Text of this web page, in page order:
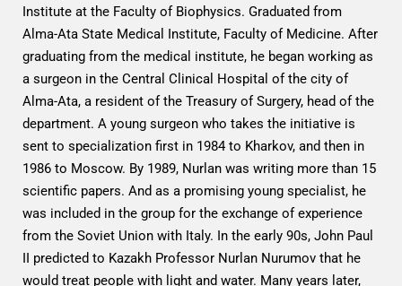
Institute at the Faculty of Biophysics. Graduated from
Alma-Ata State Medical Institute, Faculty of Medicine. After
graduating from the medical institute, he began working as
a surgeon in the Central Clinical Hospital of the city of
Alma-Ata, a resident of the Treasury of Surgery, head of the
department. A young surgeon who takes the initiative is
sent to specialization first in 1984 to Kharkov, and then in
1986 to Moscow. By 1989, Nurlan was writing more than 15
scientific papers. And as a promising young specialist, he
was included in the group for the exchange of experience
from the Soviet Union with Italy. In the early 90s, John Paul
II predicted to Kazakh Professor Nurlan Nurumov that he
would treat people with light and water. Many years later,